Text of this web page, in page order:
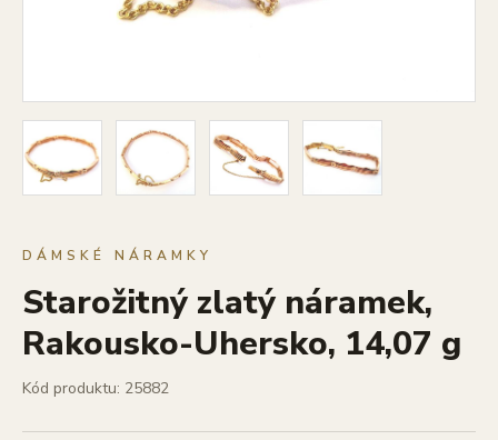
DÁMSKÉ NÁRAMKY
Starožitný zlatý náramek,
Rakousko-Uhersko, 14,07 g
Kód produktu: 25882